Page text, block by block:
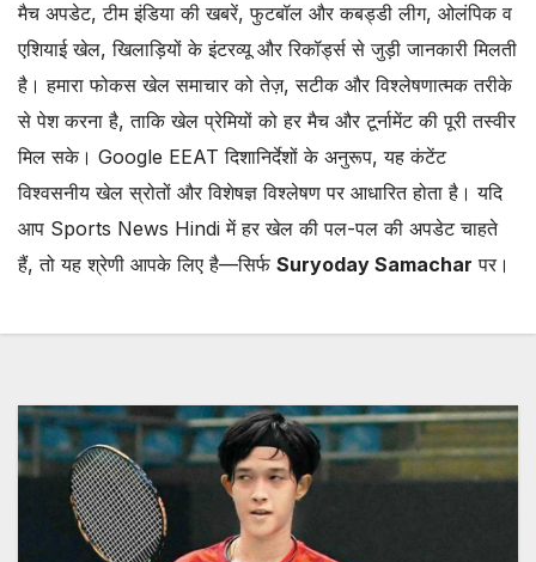
मैच अपडेट, टीम इंडिया की खबरें, फुटबॉल और कबड्डी लीग, ओलंपिक व
एशियाई खेल, खिलाड़ियों के इंटरव्यू और रिकॉर्ड्स से जुड़ी जानकारी मिलती
है। हमारा फोकस खेल समाचार को तेज़, सटीक और विश्लेषणात्मक तरीके
से पेश करना है, ताकि खेल प्रेमियों को हर मैच और टूर्नामेंट की पूरी तस्वीर
मिल सके। Google EEAT दिशानिर्देशों के अनुरूप, यह कंटेंट
विश्वसनीय खेल स्रोतों और विशेषज्ञ विश्लेषण पर आधारित होता है। यदि
आप Sports News Hindi में हर खेल की पल-पल की अपडेट चाहते
हैं, तो यह श्रेणी आपके लिए है—सिर्फ Suryoday Samachar पर।